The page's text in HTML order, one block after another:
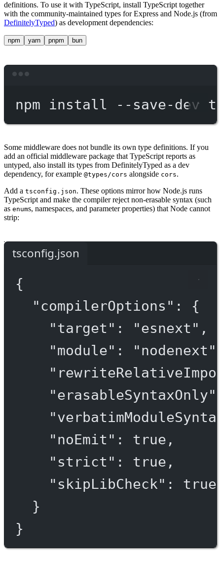
definitions. To use it with TypeScript, install TypeScript together
with the community-maintained types for Express and Node.js (from
DefinitelyTyped) as development dependencies:
npm yarn pnpm bun
npm install --save-dev
Some middleware does not bundle its own type definitions. If you
add an official middleware package that TypeScript reports as
untyped, also install its types from DefinitelyTyped as a dev
dependency, for example @types/cors alongside cors.
Add a tsconfig.json. These options mirror how Node.js runs
TypeScript and make the compiler reject non-erasable syntax (such
as enums, namespaces, and parameter properties) that Node cannot
strip:
tsconfig.json
{
"compilerOptions" : {
"target" : "esnext" ,
"module" : "nodenext"
"erasableSyntaxOnly"
"noEmit" : true ,
"strict" : true ,
"skipLibCheck" : true
}
}